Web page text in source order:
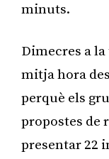
minuts.
Dimecres a
mitja hora
perquè els
propostes de
presentar 22